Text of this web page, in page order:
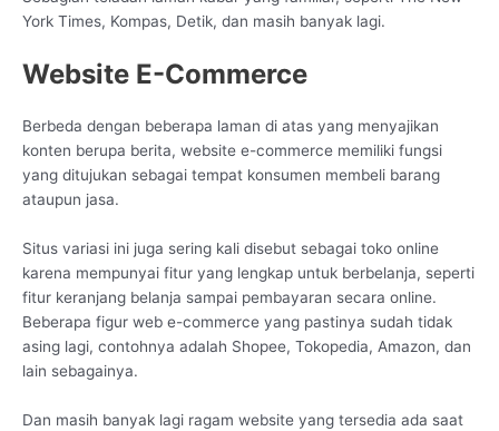
York Times, Kompas, Detik, dan masih banyak lagi.
Website E-Commerce
Berbeda dengan beberapa laman di atas yang menyajikan
konten berupa berita, website e-commerce memiliki fungsi
yang ditujukan sebagai tempat konsumen membeli barang
ataupun jasa.
Situs variasi ini juga sering kali disebut sebagai toko online
karena mempunyai fitur yang lengkap untuk berbelanja, seperti
fitur keranjang belanja sampai pembayaran secara online.
Beberapa figur web e-commerce yang pastinya sudah tidak
asing lagi, contohnya adalah Shopee, Tokopedia, Amazon, dan
lain sebagainya.
Dan masih banyak lagi ragam website yang tersedia ada saat